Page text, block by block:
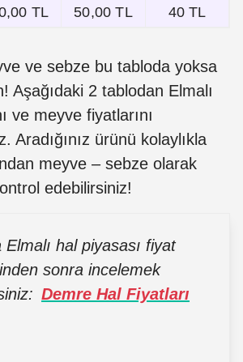
TL 50,00 TL 40 TL
ve sebze bu tabloda yoksa
Aşağıdaki 2 tablodan Elmalı
ve meyve fiyatlarını
Aradığınız ürünü kolaylıkla
meyve – sebze olarak
edebilirsiniz!
hal piyasası fiyat
sonra incelemek
Demre Hal Fiyatları